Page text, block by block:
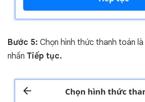
Bước 5: Chọn hình thức thanh toán là
nhấn Tiếp tục.